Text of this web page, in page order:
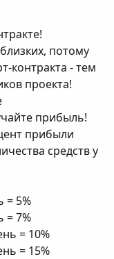
потому
контракта - тем
проекта!
прибыль!
прибыли
средств у
= 5%
= 7%
= 10%
= 15%